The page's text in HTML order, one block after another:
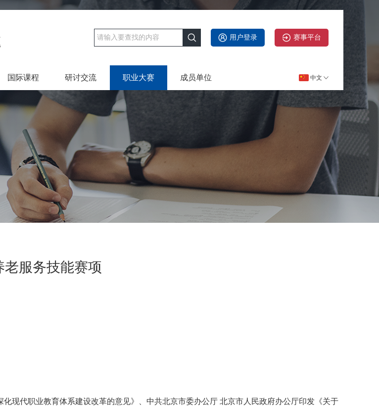
用户登录 赛事平台
国际课程 研讨交流 职业大赛 成员单位 中文
老服务技能赛项
现代职业教育体系建设改革的意见》、中共北京市委办公厅 北京市人民政府办公厅印发《关于